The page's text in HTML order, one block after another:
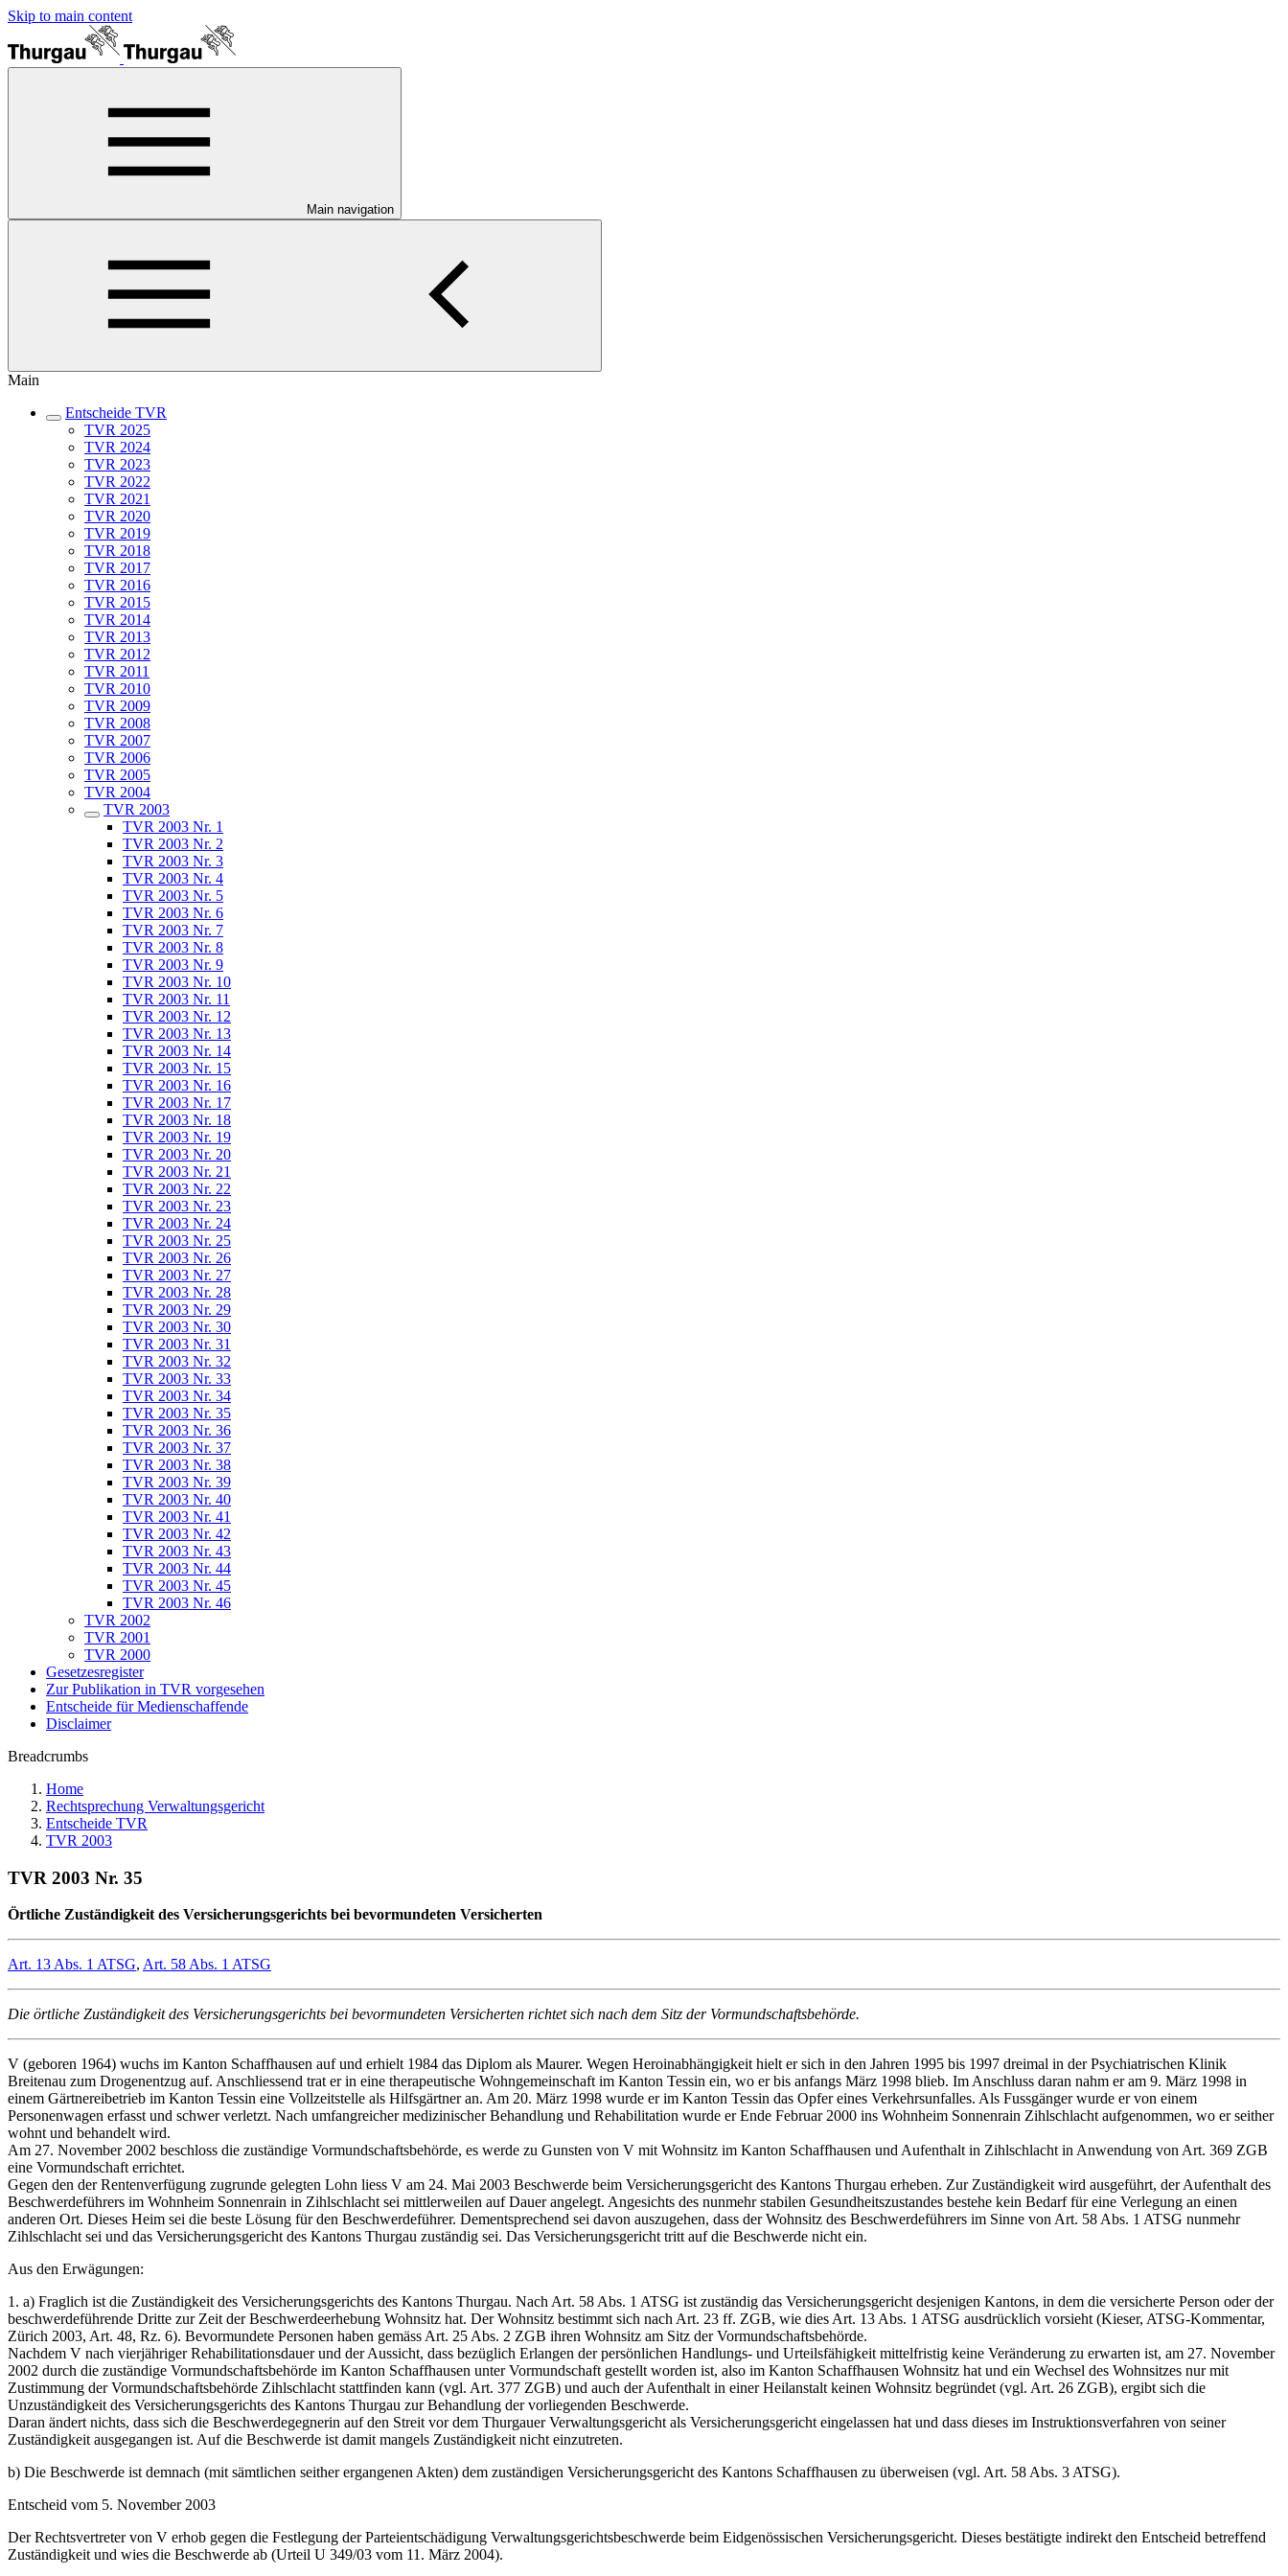
Skip to main content
Main navigation
Main
Entscheide TVR
TVR 2025
TVR 2024
TVR 2023
TVR 2022
TVR 2021
TVR 2020
TVR 2019
TVR 2018
TVR 2017
TVR 2016
TVR 2015
TVR 2014
TVR 2013
TVR 2012
TVR 2011
TVR 2010
TVR 2009
TVR 2008
TVR 2007
TVR 2006
TVR 2005
TVR 2004
TVR 2003
TVR 2003 Nr. 1
TVR 2003 Nr. 2
TVR 2003 Nr. 3
TVR 2003 Nr. 4
TVR 2003 Nr. 5
TVR 2003 Nr. 6
TVR 2003 Nr. 7
TVR 2003 Nr. 8
TVR 2003 Nr. 9
TVR 2003 Nr. 10
TVR 2003 Nr. 11
TVR 2003 Nr. 12
TVR 2003 Nr. 13
TVR 2003 Nr. 14
TVR 2003 Nr. 15
TVR 2003 Nr. 16
TVR 2003 Nr. 17
TVR 2003 Nr. 18
TVR 2003 Nr. 19
TVR 2003 Nr. 20
TVR 2003 Nr. 21
TVR 2003 Nr. 22
TVR 2003 Nr. 23
TVR 2003 Nr. 24
TVR 2003 Nr. 25
TVR 2003 Nr. 26
TVR 2003 Nr. 27
TVR 2003 Nr. 28
TVR 2003 Nr. 29
TVR 2003 Nr. 30
TVR 2003 Nr. 31
TVR 2003 Nr. 32
TVR 2003 Nr. 33
TVR 2003 Nr. 34
TVR 2003 Nr. 35
TVR 2003 Nr. 36
TVR 2003 Nr. 37
TVR 2003 Nr. 38
TVR 2003 Nr. 39
TVR 2003 Nr. 40
TVR 2003 Nr. 41
TVR 2003 Nr. 42
TVR 2003 Nr. 43
TVR 2003 Nr. 44
TVR 2003 Nr. 45
TVR 2003 Nr. 46
TVR 2002
TVR 2001
TVR 2000
Gesetzesregister
Zur Publikation in TVR vorgesehen
Entscheide für Medienschaffende
Disclaimer
Breadcrumbs
Home
Rechtsprechung Verwaltungsgericht
Entscheide TVR
TVR 2003
TVR 2003 Nr. 35
Örtliche Zuständigkeit des Versicherungsgerichts bei bevormundeten Versicherten
Art. 13 Abs. 1 ATSG, Art. 58 Abs. 1 ATSG
Die örtliche Zuständigkeit des Versicherungsgerichts bei bevormundeten Versicherten richtet sich nach dem Sitz der Vormundschaftsbehörde.
V (geboren 1964) wuchs im Kanton Schaffhausen auf und erhielt 1984 das Diplom als Maurer. Wegen Heroinabhängigkeit hielt er sich in den Jahren 1995 bis 1997 dreimal in der Psychiatrischen Klinik
Breitenau zum Drogenentzug auf. Anschliessend trat er in eine therapeutische Wohngemeinschaft im Kanton Tessin ein, wo er bis anfangs März 1998 blieb. Im Anschluss daran nahm er am 9. März 1998 in
einem Gärtnereibetrieb im Kanton Tessin eine Vollzeitstelle als Hilfsgärtner an. Am 20. März 1998 wurde er im Kanton Tessin das Opfer eines Verkehrsunfalles. Als Fussgänger wurde er von einem
Personenwagen erfasst und schwer verletzt. Nach umfangreicher medizinischer Behandlung und Rehabilitation wurde er Ende Februar 2000 ins Wohnheim Sonnenrain Zihlschlacht aufgenommen, wo er seither
wohnt und behandelt wird.
Am 27. November 2002 beschloss die zuständige Vormundschaftsbehörde, es werde zu Gunsten von V mit Wohnsitz im Kanton Schaffhausen und Aufenthalt in Zihlschlacht in Anwendung von Art. 369 ZGB
eine Vormundschaft errichtet.
Gegen den der Rentenverfügung zugrunde gelegten Lohn liess V am 24. Mai 2003 Beschwerde beim Versicherungsgericht des Kantons Thurgau erheben. Zur Zuständigkeit wird ausgeführt, der Aufenthalt des
Beschwerdeführers im Wohnheim Sonnenrain in Zihlschlacht sei mittlerweilen auf Dauer angelegt. Angesichts des nunmehr stabilen Gesundheitszustandes bestehe kein Bedarf für eine Verlegung an einen
anderen Ort. Dieses Heim sei die beste Lösung für den Beschwerdeführer. Dementsprechend sei davon auszugehen, dass der Wohnsitz des Beschwerdeführers im Sinne von Art. 58 Abs. 1 ATSG nunmehr
Zihlschlacht sei und das Versicherungsgericht des Kantons Thurgau zuständig sei. Das Versicherungsgericht tritt auf die Beschwerde nicht ein.
Aus den Erwägungen:
1. a) Fraglich ist die Zuständigkeit des Versicherungsgerichts des Kantons Thurgau. Nach Art. 58 Abs. 1 ATSG ist zuständig das Versicherungsgericht desjenigen Kantons, in dem die versicherte Person oder der
beschwerdeführende Dritte zur Zeit der Beschwerdeerhebung Wohnsitz hat. Der Wohnsitz bestimmt sich nach Art. 23 ff. ZGB, wie dies Art. 13 Abs. 1 ATSG ausdrücklich vorsieht (Kieser, ATSG-Kommentar,
Zürich 2003, Art. 48, Rz. 6). Bevormundete Personen haben gemäss Art. 25 Abs. 2 ZGB ihren Wohnsitz am Sitz der Vormundschaftsbehörde.
Nachdem V nach vierjähriger Rehabilitationsdauer und der Aussicht, dass bezüglich Erlangen der persönlichen Handlungs- und Urteilsfähigkeit mittelfristig keine Veränderung zu erwarten ist, am 27. November
2002 durch die zuständige Vormundschaftsbehörde im Kanton Schaffhausen unter Vormundschaft gestellt worden ist, also im Kanton Schaffhausen Wohnsitz hat und ein Wechsel des Wohnsitzes nur mit
Zustimmung der Vormundschaftsbehörde Zihlschlacht stattfinden kann (vgl. Art. 377 ZGB) und auch der Aufenthalt in einer Heilanstalt keinen Wohnsitz begründet (vgl. Art. 26 ZGB), ergibt sich die
Unzuständigkeit des Versicherungsgerichts des Kantons Thurgau zur Behandlung der vorliegenden Beschwerde.
Daran ändert nichts, dass sich die Beschwerdegegnerin auf den Streit vor dem Thurgauer Verwaltungsgericht als Versicherungsgericht eingelassen hat und dass dieses im Instruktionsverfahren von seiner
Zuständigkeit ausgegangen ist. Auf die Beschwerde ist damit mangels Zuständigkeit nicht einzutreten.
b) Die Beschwerde ist demnach (mit sämtlichen seither ergangenen Akten) dem zuständigen Versicherungsgericht des Kantons Schaffhausen zu überweisen (vgl. Art. 58 Abs. 3 ATSG).
Entscheid vom 5. November 2003
Der Rechtsvertreter von V erhob gegen die Festlegung der Parteientschädigung Verwaltungsgerichtsbeschwerde beim Eidgenössischen Versicherungsgericht. Dieses bestätigte indirekt den Entscheid betreffend
Zuständigkeit und wies die Beschwerde ab (Urteil U 349/03 vom 11. März 2004).